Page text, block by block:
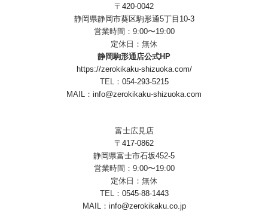
〒420-0042
静岡県静岡市葵区駒形通5丁目10-3
営業時間：9:00〜19:00
定休日：無休
静岡駒形通店公式HP
https://zerokikaku-shizuoka.com/
TEL： 054-293-5215
MAIL： info@zerokikaku-shizuoka.com
富士広見店
〒417-0862
静岡県富士市石坂452-5
営業時間：9:00〜19:00
定休日：無休
TEL： 0545-88-1443
MAIL： info@zerokikaku.co.jp